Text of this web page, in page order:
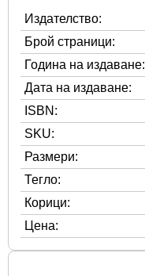
Издателство:
Брой страници:
Година на издаване:
Дата на издаване:
ISBN:
SKU:
Размери:
Тегло:
Корици:
Цена: